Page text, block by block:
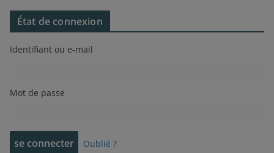
État de connexion
Identifiant ou e-mail
Mot de passe
Oublié ?